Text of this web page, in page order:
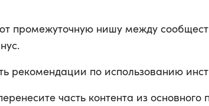
промежуточную нишу между
рекомендации по использованию
часть контента из